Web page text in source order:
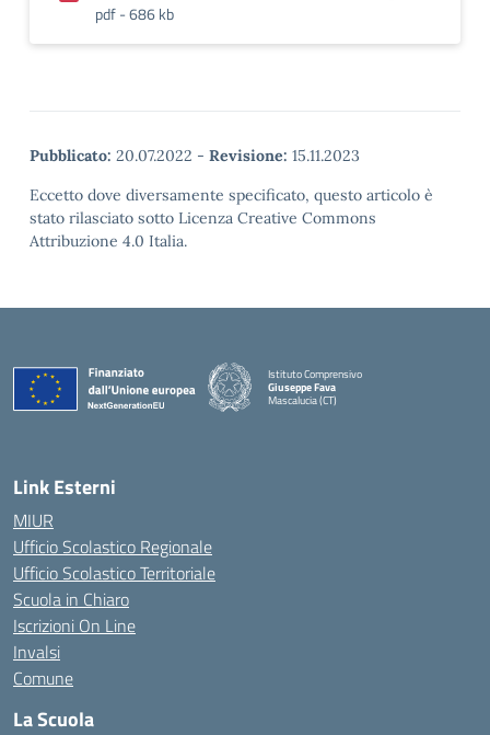
pdf - 686 kb
Pubblicato: 20.07.2022 - Revisione: 15.11.2023
Eccetto dove diversamente specificato, questo articolo è
stato rilasciato sotto Licenza Creative Commons
Attribuzione 4.0 Italia.
Istituto Comprensivo
Giuseppe Fava
Mascalucia (CT)
Link Esterni
MIUR
Ufficio Scolastico Regionale
Ufficio Scolastico Territoriale
Scuola in Chiaro
Iscrizioni On Line
Invalsi
Comune
La Scuola